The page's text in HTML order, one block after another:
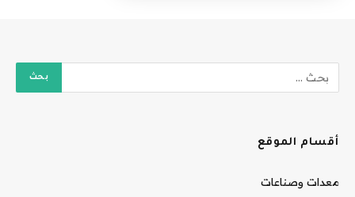
أقسام الموقع
معدات وصناعات